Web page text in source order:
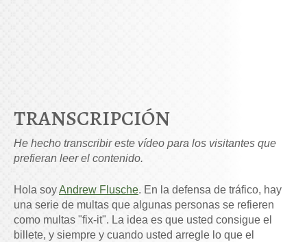
TRANSCRIPCIÓN
He hecho transcribir este vídeo para los visitantes que
prefieran leer el contenido.
Hola soyAndrew Flusche. En la defensa de tráfico, hay
una serie de multas que algunas personas se refieren
como multas "fix-it". La idea es que usted consigue el
billete, y siempre y cuando usted arregle lo que el